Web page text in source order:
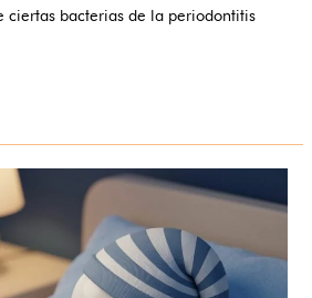
ciertas bacterias de la periodontitis